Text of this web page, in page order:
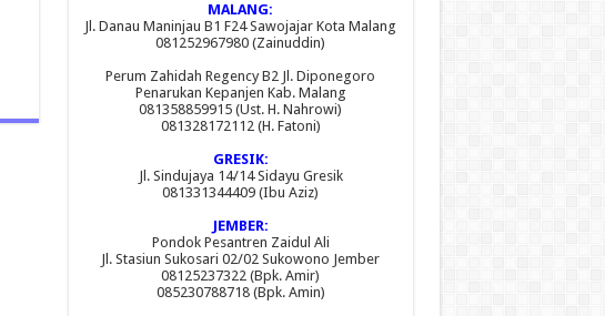
MALANG:
Jl. Danau Maninjau B1 F24 Sawojajar Kota Malang
081252967980 (Zainuddin)
Perum Zahidah Regency B2 Jl. Diponegoro
Penarukan Kepanjen Kab. Malang
081358859915 (Ust. H. Nahrowi)
081328172112 (H. Fatoni)
GRESIK:
Jl. Sindujaya 14/14 Sidayu Gresik
081331344409 (Ibu Aziz)
JEMBER:
Pondok Pesantren Zaidul Ali
Jl. Stasiun Sukosari 02/02 Sukowono Jember
08125237322 (Bpk. Amir)
085230788718 (Bpk. Amin)